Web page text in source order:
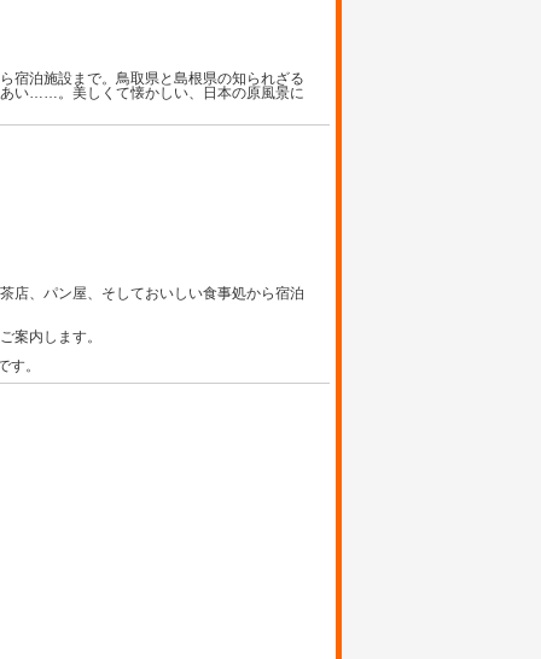
宿泊施設まで。鳥取県と島根県の知られざる
い……。美しくて懐かしい、日本の原風景に
店、パン屋、そしておいしい食事処から宿泊
案内します。
す。